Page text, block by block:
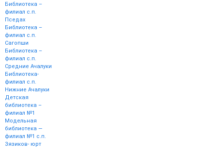
Библиотека –
филиал с.п.
Пседах
Библиотека –
филиал с.п.
Сагопши
Библиотека –
филиал с.п.
Средние Ачалуки
Библиотека-
филиал с.п.
Нижние Ачалуки
Детская
библиотека –
филиал №1
Модельная
библиотека —
филиал №1 с.п.
Зязиков- юрт